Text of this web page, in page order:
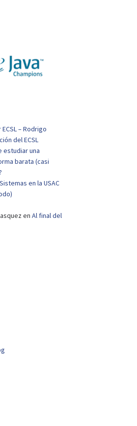
– Rodrigo
del ECSL
estudiar una
barata (casi
en la USAC
en Al final del